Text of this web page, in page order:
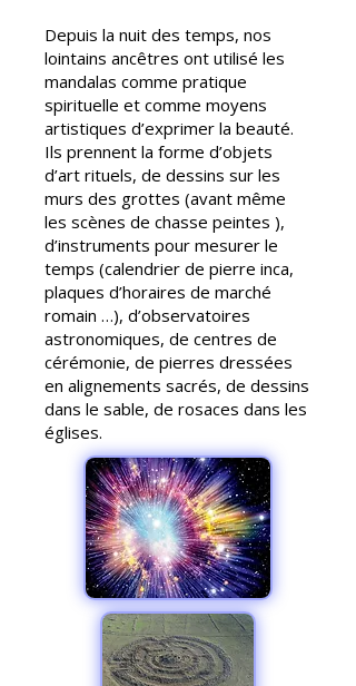
Depuis la nuit des temps, nos
lointains ancêtres ont utilisé les
mandalas comme pratique
spirituelle et comme moyens
artistiques d’exprimer la beauté.
Ils prennent la forme d’objets
d’art rituels, de dessins sur les
murs des grottes (avant même
les scènes de chasse peintes ),
d’instruments pour mesurer le
temps (calendrier de pierre inca,
plaques d’horaires de marché
romain …), d’observatoires
astronomiques, de centres de
cérémonie, de pierres dressées
en alignements sacrés, de dessins
dans le sable, de rosaces dans les
églises.